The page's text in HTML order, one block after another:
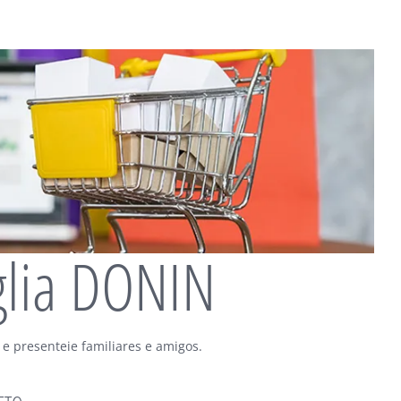
DONIN
presenteie familiares e amigos.